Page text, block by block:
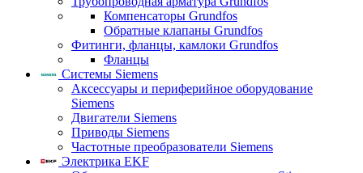
Компенсаторы Grundfos
Обратные клапаны Grundfos
Фитинги, фланцы, камлоки Grundfos
Фланцы
Системы Siemens
Аксессуары и периферийное оборудование
Siemens
Двигатели Siemens
Приводы Siemens
Частотные преобразователи Siemens
Электрика EKF